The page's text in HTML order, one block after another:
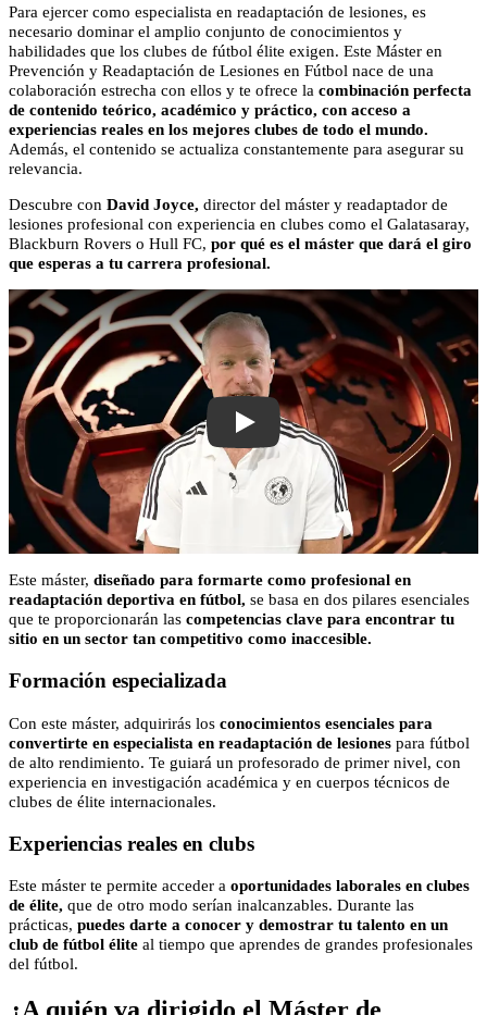
Para ejercer como especialista en readaptación de lesiones, es
necesario dominar el amplio conjunto de conocimientos y
habilidades que los clubes de fútbol élite exigen. Este Máster en
Prevención y Readaptación de Lesiones en Fútbol nace de una
colaboración estrecha con ellos y te ofrece la combinación perfecta
de contenido teórico, académico y práctico, con acceso a
experiencias reales en los mejores clubes de todo el mundo.
Además, el contenido se actualiza constantemente para asegurar su
relevancia.
Descubre con David Joyce, director del máster y readaptador de
lesiones profesional con experiencia en clubes como el Galatasaray,
Blackburn Rovers o Hull FC, por qué es el máster que dará el giro
que esperas a tu carrera profesional.
FSI Master video presentation
Este máster, diseñado para formarte como profesional en
readaptación deportiva en fútbol, se basa en dos pilares esenciales
que te proporcionarán las competencias clave para encontrar tu
sitio en un sector tan competitivo como inaccesible.
Formación especializada
Con este máster, adquirirás los conocimientos esenciales para
convertirte en especialista en readaptación de lesiones para fútbol
de alto rendimiento. Te guiará un profesorado de primer nivel, con
experiencia en investigación académica y en cuerpos técnicos de
clubes de élite internacionales.
Experiencias reales en clubs
Este máster te permite acceder a oportunidades laborales en clubes
de élite, que de otro modo serían inalcanzables. Durante las
prácticas, puedes darte a conocer y demostrar tu talento en un
club de fútbol élite al tiempo que aprendes de grandes profesionales
del fútbol.